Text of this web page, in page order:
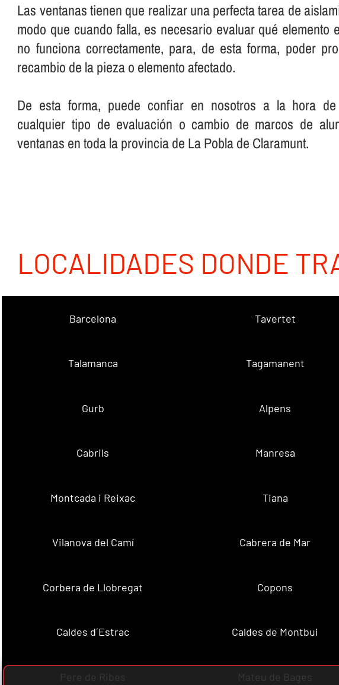
Las ventanas tienen que realizar una perfecta tarea de
modo que cuando falla, es necesario evaluar qué elemento
no funciona correctamente, para, de esta forma, poder
recambio de la pieza o elemento afectado.
De esta forma, puede confiar en nosotros a la hora
cualquier tipo de evaluación o cambio de marcos de
ventanas en toda la provincia de La Pobla de Claramunt.
LOCALIDADES DONDE
Barcelona Tavertet
Talamanca Tagamanent
Gurb Alpens
Cabrils Manresa
Montcada i Reixac Tiana
Vilanova del Camí Cabrera de Mar
Corbera de Llobregat Copons
Caldes d´Estrac Caldes de Montbui
Pere de Ribes Mateu de Bages